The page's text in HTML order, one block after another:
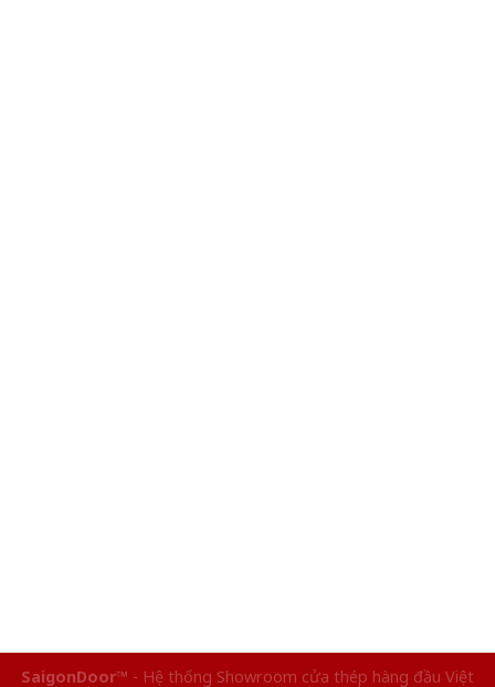
SaigonDoor™ - Hệ thống Showroom cửa thép hàng đầu Việt